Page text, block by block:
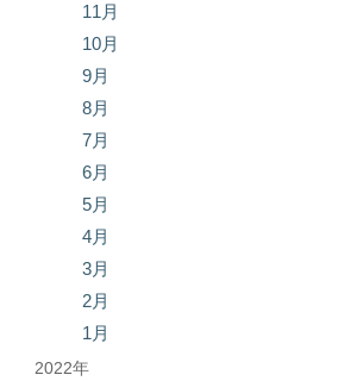
11月
10月
9月
8月
7月
6月
5月
4月
3月
2月
1月
2022年